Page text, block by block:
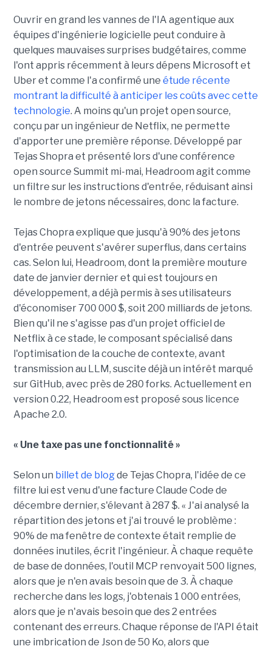
Ouvrir en grand les vannes de l'IA agentique aux
équipes d'ingénierie logicielle peut conduire à
quelques mauvaises surprises budgétaires, comme
l'ont appris récemment à leurs dépens Microsoft et
Uber et comme l'a confirmé une étude récente
montrant la difficulté à anticiper les coûts avec cette
technologie. A moins qu'un projet open source,
conçu par un ingénieur de Netflix, ne permette
d'apporter une première réponse. Développé par
Tejas Shopra et présenté lors d'une conférence
open source Summit mi-mai, Headroom agit comme
un filtre sur les instructions d'entrée, réduisant ainsi
le nombre de jetons nécessaires, donc la facture.
Tejas Chopra explique que jusqu'à 90% des jetons
d'entrée peuvent s'avérer superflus, dans certains
cas. Selon lui, Headroom, dont la première mouture
date de janvier dernier et qui est toujours en
développement, a déjà permis à ses utilisateurs
d'économiser 700 000 $, soit 200 milliards de jetons.
Bien qu'il ne s'agisse pas d'un projet officiel de
Netflix à ce stade, le composant spécialisé dans
l'optimisation de la couche de contexte, avant
transmission au LLM, suscite déjà un intérêt marqué
sur GitHub, avec près de 280 forks. Actuellement en
version 0.22, Headroom est proposé sous licence
Apache 2.0.
« Une taxe pas une fonctionnalité »
Selon un billet de blogde Tejas Chopra, l'idée de ce
filtre lui est venu d'une facture Claude Code de
décembre dernier, s'élevant à 287 $. « J'ai analysé la
répartition des jetons et j'ai trouvé le problème :
90% de ma fenêtre de contexte était remplie de
données inutiles, écrit l'ingénieur. À chaque requête
de base de données, l'outil MCP renvoyait 500 lignes,
alors que je n'en avais besoin que de 3. À chaque
recherche dans les logs, j'obtenais 1 000 entrées,
alors que je n'avais besoin que des 2 entrées
contenant des erreurs. Chaque réponse de l'API était
une imbrication de Json de 50 Ko, alors que